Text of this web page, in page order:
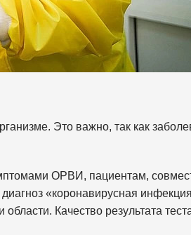
Это важно, так как
ОРВИ, пациентам,
«коронавирусная
Качество результата